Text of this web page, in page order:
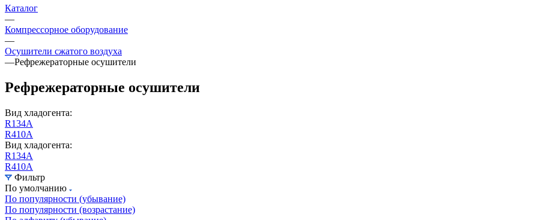
Каталог
—
Компрессорное оборудование
—
Осушители сжатого воздуха
—Рефрежераторные осушители
Рефрежераторные осушители
Вид хладогента:
R134A
R410A
Вид хладогента:
R134A
R410A
Фильтр
По умолчанию
По популярности (убывание)
По популярности (возрастание)